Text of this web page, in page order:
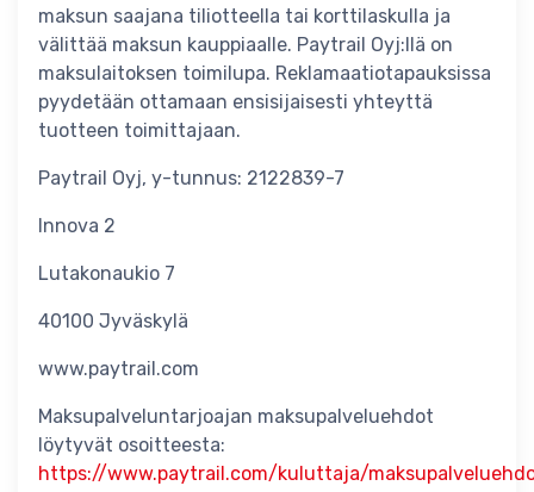
maksun saajana tiliotteella tai korttilaskulla ja
välittää maksun kauppiaalle. Paytrail Oyj:llä on
maksulaitoksen toimilupa. Reklamaatiotapauksissa
pyydetään ottamaan ensisijaisesti yhteyttä
tuotteen toimittajaan.
Paytrail Oyj, y-tunnus: 2122839-7
Innova 2
Lutakonaukio 7
40100 Jyväskylä
www.paytrail.com
Maksupalveluntarjoajan maksupalveluehdot
löytyvät osoitteesta:
https://www.paytrail.com/kuluttaja/